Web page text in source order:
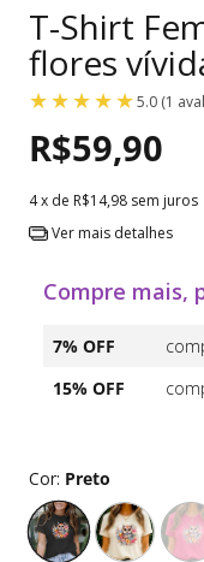
T-Shirt
flores
5.0 (1
R$59,90
4x de R$14,98 sem juros
Ver mais detalhes
Compre mais,
7% OFF
15% OFF
Cor: Preto